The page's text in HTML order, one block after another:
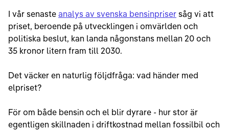
I vår senaste analys av svenska bensinpriser såg vi att
priset, beroende på utvecklingen i omvärlden och
politiska beslut, kan landa någonstans mellan 20 och
35 kronor litern fram till 2030.
Det väcker en naturlig följdfråga: vad händer med
elpriset?
För om både bensin och el blir dyrare - hur stor är
egentligen skillnaden i driftkostnad mellan fossilbil och